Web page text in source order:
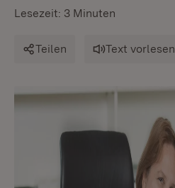
Lesezeit: 3 Minuten
Teilen Text vorlesen